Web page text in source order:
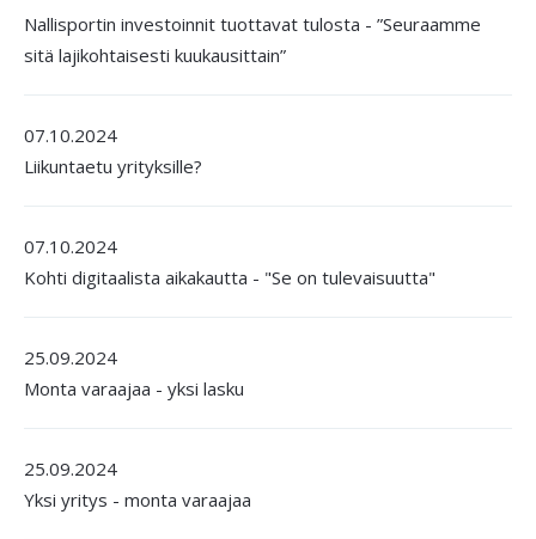
Nallisportin investoinnit tuottavat tulosta - ”Seuraamme
sitä lajikohtaisesti kuukausittain”
07.10.2024
Liikuntaetu yrityksille?
07.10.2024
Kohti digitaalista aikakautta - "Se on tulevaisuutta"
25.09.2024
Monta varaajaa - yksi lasku
25.09.2024
Yksi yritys - monta varaajaa